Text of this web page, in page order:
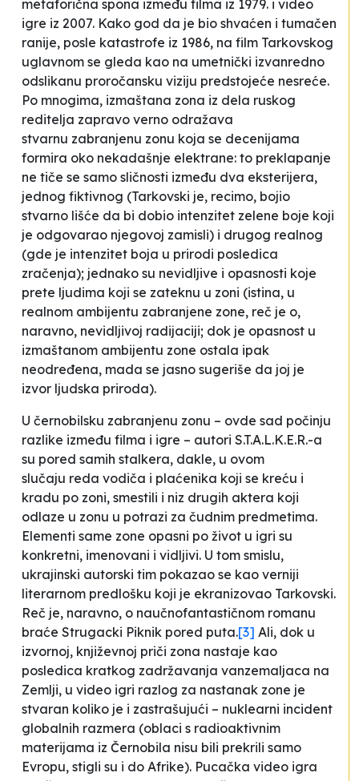
metaforična spona između filma iz 1979. i video
igre iz 2007. Kako god da je bio shvaćen i tumačen
ranije, posle katastrofe iz 1986, na film Tarkovskog
uglavnom se gleda kao na umetnički izvanredno
odslikanu proročansku viziju predstojeće nesreće.
Po mnogima, izmaštana zona iz dela ruskog
reditelja zapravo verno odražava
stvarnu zabranjenu zonu koja se decenijama
formira oko nekadašnje elektrane: to preklapanje
ne tiče se samo sličnosti između dva eksterijera,
jednog fiktivnog (Tarkovski je, recimo, bojio
stvarno lišće da bi dobio intenzitet zelene boje koji
je odgovarao njegovoj zamisli) i drugog realnog
(gde je intenzitet boja u prirodi posledica
zračenja); jednako su nevidljive i opasnosti koje
prete ljudima koji se zateknu u zoni (istina, u
realnom ambijentu zabranjene zone, reč je o,
naravno, nevidljivoj radijaciji; dok je opasnost u
izmaštanom ambijentu zone ostala ipak
neodređena, mada se jasno sugeriše da joj je
izvor ljudska priroda).
U černobilsku zabranjenu zonu – ovde sad počinju
razlike između filma i igre – autori S.T.A.L.K.E.R.-a
su pored samih stalkera, dakle, u ovom
slučaju reda vodiča i plaćenika koji se kreću i
kradu po zoni, smestili i niz drugih aktera koji
odlaze u zonu u potrazi za čudnim predmetima.
Elementi same zone opasni po život u igri su
konkretni, imenovani i vidljivi. U tom smislu,
ukrajinski autorski tim pokazao se kao verniji
literarnom predlošku koji je ekranizovao Tarkovski.
Reč je, naravno, o naučnofantastičnom romanu
braće Strugacki Piknik pored puta.[3] Ali, dok u
izvornoj, književnoj priči zona nastaje kao
posledica kratkog zadržavanja vanzemaljaca na
Zemlji, u video igri razlog za nastanak zone je
stvaran koliko je i zastrašujući – nuklearni incident
globalnih razmera (oblaci s radioaktivnim
materijama iz Černobila nisu bili prekrili samo
Evropu, stigli su i do Afrike). Pucačka video igra